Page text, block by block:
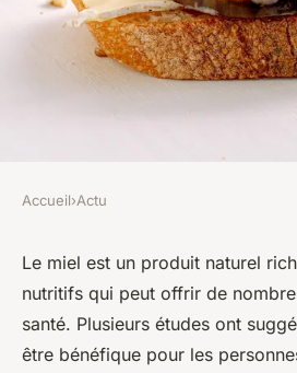
Est-ce que le miel
pour
léonne•28 novembre 2022•5 min
Accueil›Actu
Le miel est un produit naturel
nutritifs qui peut offrir de
santé. Plusieurs études ont
être bénéfique pour les